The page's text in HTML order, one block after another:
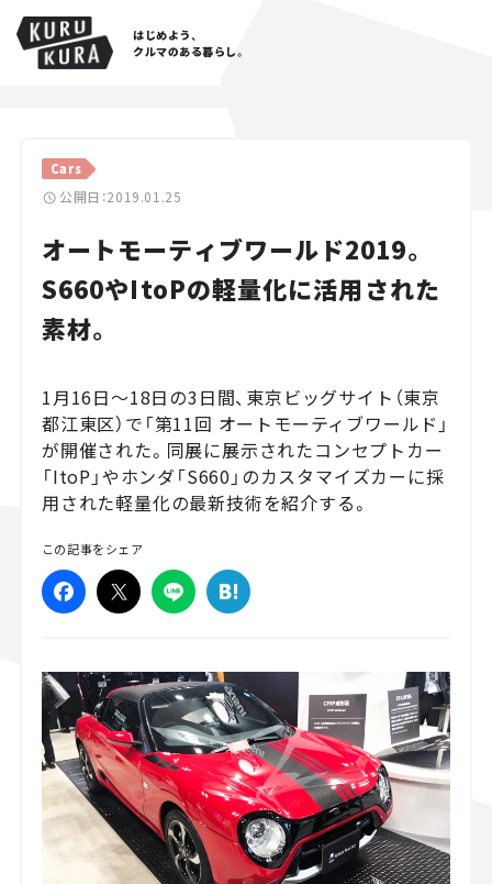
はじめよう、
クルマのある暮らし。
Cars
公開日：2019.01.25
オートモーティブワールド2019。
S660やItoPの軽量化に活用された
素材。
1月16日～18日の3日間、東京ビッグサイト（東京
都江東区）で「第11回 オートモーティブワールド」
が開催された。同展に展示されたコンセプトカー
「ItoP」やホンダ「S660」のカスタマイズカーに採
用された軽量化の最新技術を紹介する。
この記事をシェア
Cars
Lifestyle
Traffic
Special
Series
Campaign
人気のハッシュタグ
マツダ ロードスター｜Mazda Roadster